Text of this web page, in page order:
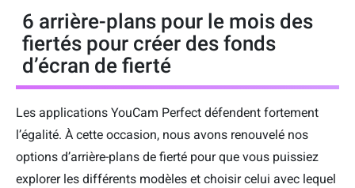
6 arrière-plans pour le mois des
fiertés pour créer des fonds
d’écran de fierté
Les applications YouCam Perfect défendent fortement
l’égalité. À cette occasion, nous avons renouvelé nos
options d’arrière-plans de fierté pour que vous puissiez
explorer les différents modèles et choisir celui avec lequel